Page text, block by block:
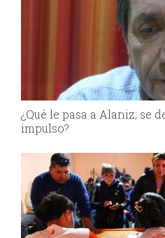
¿Qué le pasa a Alaniz; se
impulso?